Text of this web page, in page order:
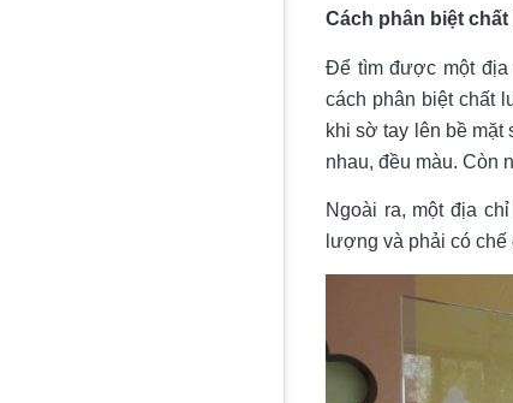
Cách phân biệt
Để tìm được một địa
cách phân biệt chất
khi sờ tay lên bề mặt
nhau, đều màu. Còn
Ngoài ra, một địa
lượng và phải có